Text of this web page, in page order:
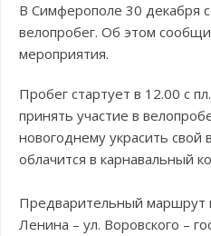
В Симферополе 30 декабря
велопробег. Об этом
мероприятия.
Пробег стартует в 12.00 с
принять участие в
новогоднему украсить свой
облачится в карнавальный
Предварительный маршрут
Ленина – ул. Воровского –